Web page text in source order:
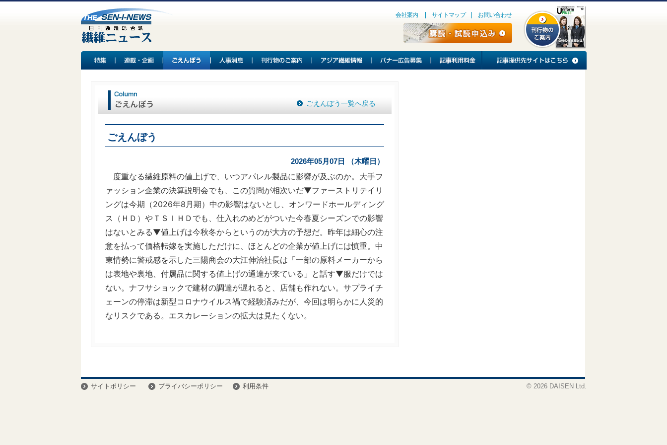
会社案内 サイトマップ お問い合わせ
ごえんぼう一覧へ戻る
ごえんぼう
2026年05月07日 （木曜日）
度重なる繊維原料の値上げで、いつアパレル製品に影響が及ぶのか。大手フ
ァッション企業の決算説明会でも、この質問が相次いだ▼ファーストリテイリ
ングは今期（2026年8月期）中の影響はないとし、オンワードホールディング
ス（ＨＤ）やＴＳＩＨＤでも、仕入れのめどがついた今春夏シーズンでの影響
はないとみる▼値上げは今秋冬からというのが大方の予想だ。昨年は細心の注
意を払って価格転嫁を実施しただけに、ほとんどの企業が値上げには慎重。中
東情勢に警戒感を示した三陽商会の大江伸治社長は「一部の原料メーカーから
は表地や裏地、付属品に関する値上げの通達が来ている」と話す▼服だけでは
ない。ナフサショックで建材の調達が遅れると、店舗も作れない。サプライチ
ェーンの停滞は新型コロナウイルス禍で経験済みだが、今回は明らかに人災的
なリスクである。エスカレーションの拡大は見たくない。
サイトポリシー プライバシーポリシー 利用条件 © 2026 DAISEN Ltd.